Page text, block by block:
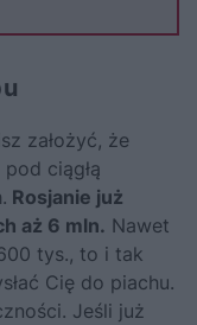
założyć, że
ciągłą
Rosjanie już
aż 6 mln. Nawet
tys., to i tak
Cię do piachu.
Jeśli już